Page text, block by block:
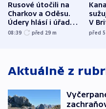
Rusové útočili na
Charkov a Oděsu.
Údery hlásí i úřady v
Bělgorodu
08:39 před 29 m
V
před
Aktuálně z